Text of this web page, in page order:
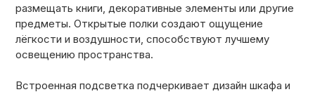
размещать книги, декоративные элементы или другие
предметы. Открытые полки создают ощущение
лёгкости и воздушности, способствуют лучшему
освещению пространства.
Встроенная подсветка подчеркивает дизайн шкафа и